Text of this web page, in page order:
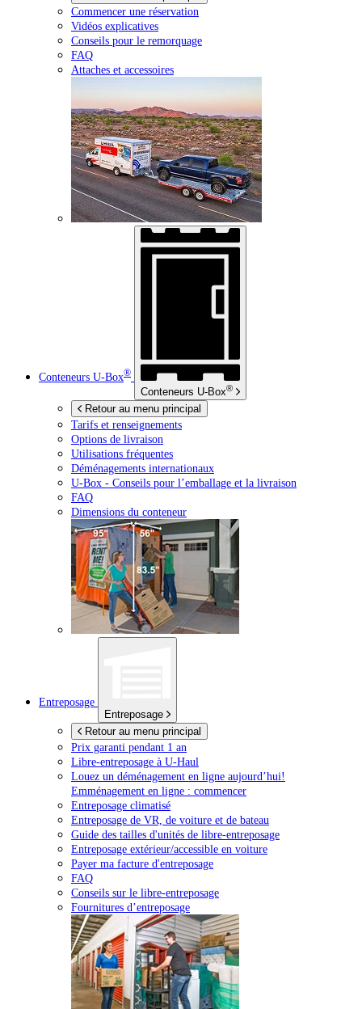
Commencer une réservation
Vidéos explicatives
Conseils pour le remorquage
FAQ
Attaches et accessoires
Conteneurs U-Box®
Conteneurs U-Box®
Retour au menu principal
Tarifs et renseignements
Options de livraison
Utilisations fréquentes
Déménagements internationaux
U-Box - Conseils pour l’emballage et la livraison
FAQ
Dimensions du conteneur
Entreposage
Entreposage
Retour au menu principal
Prix garanti pendant 1 an
Libre-entreposage à U-Haul
Louez un déménagement en ligne aujourd’hui!
Emménagement en ligne : commencer
Entreposage climatisé
Entreposage de VR, de voiture et de bateau
Guide des tailles d'unités de libre-entreposage
Entreposage extérieur/accessible en voiture
Payer ma facture d'entreposage
FAQ
Conseils sur le libre-entreposage
Fournitures d’entreposage